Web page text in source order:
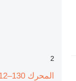
2
المحرك Cummins 590 – 112–130 كيلوواط / 2000–2200 دورة في الدقيقة – متوافق مع Case 590 Super، JC لـ لودر حفار